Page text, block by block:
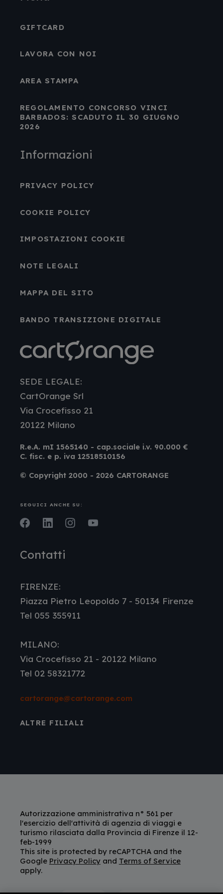
GIFTCARD
LAVORA CON NOI
AREA STAMPA
REGOLAMENTO CONCORSO VINCI
BARBADOS: SCADUTO IL 30 GIUGNO
2026
Informazioni
PRIVACY POLICY
COOKIE POLICY
IMPOSTAZIONI COOKIE
NOTE LEGALI
MAPPA DEL SITO
BANDO TRANSIZIONE DIGITALE
SEDE LEGALE:
CartOrange Srl
Via Crocefisso 21
20122 Milano
R.e.A. mI 1565140 - cap.sociale i.v. 90.000 €
C. fisc. e p. iva 12518510156
© Copyright 2000 - 2026 CARTORANGE
SEGUICI ANCHE SU:
Facebook
LinkedInInstagram
Contatti
FIRENZE:
Piazza Pietro Leopoldo 7 - 50134 Firenze
Tel 055 355911
MILANO:
Via Crocefisso 21 - 20122 Milano
Tel 02 58321772
cartorange@cartorange.com
ALTRE FILIALI
Autorizzazione amministrativa n° 561 per
l'esercizio dell'attività di agenzia di viaggi e
turismo rilasciata dalla Provincia di Firenze il 12-
feb-1999
This site is protected by reCAPTCHA and the
Google Privacy Policyand Terms of Service
apply.